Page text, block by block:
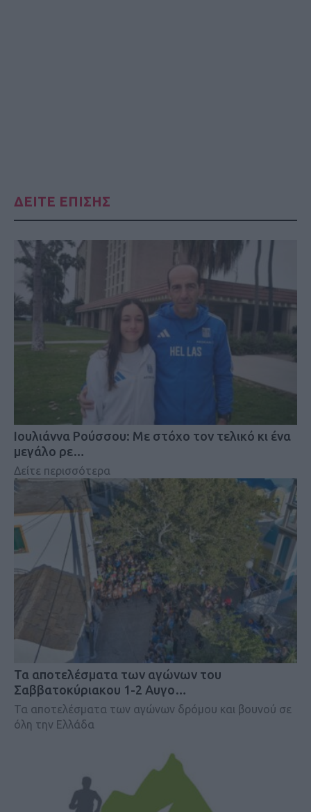
ΔΕΙΤΕ ΕΠΙΣΗΣ
Iουλιάννα Ρούσσου: Με στόχο τον τελικό κι ένα
μεγάλο ρε…
Δείτε περισσότερα
Τα αποτελέσματα των αγώνων του
Σαββατοκύριακου 1-2 Αυγο…
Τα αποτελέσματα των αγώνων δρόμου και βουνού σε
όλη την Ελλάδα